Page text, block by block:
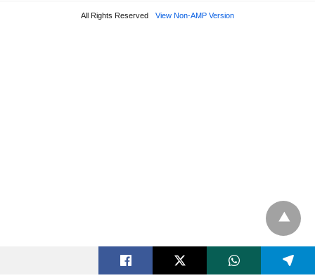
All Rights Reserved View Non-AMP Version